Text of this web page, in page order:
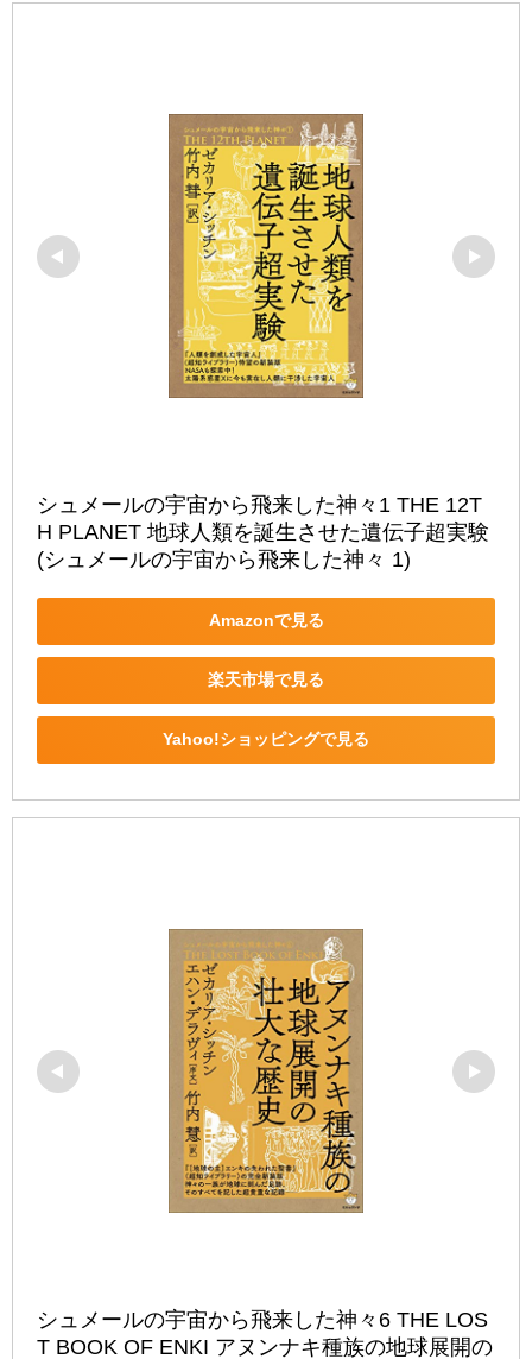
シュメールの宇宙から飛来した神々1 THE 12T
H PLANET 地球人類を誕生させた遺伝子超実験
(シュメールの宇宙から飛来した神々 1)
Amazonで見る
楽天市場で見る
Yahoo!ショッピングで見る
シュメールの宇宙から飛来した神々6 THE LOS
T BOOK OF ENKI アヌンナキ種族の地球展開の